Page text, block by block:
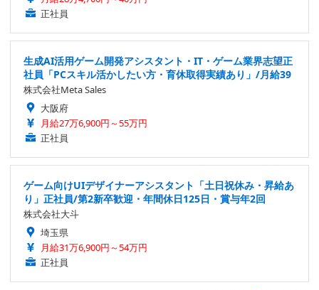
正社員
生成AI活用ゲーム開発アシスタント・IT・ゲーム業界志望正
社員「PCスキル活かしたい方・育休取得実績あり」/月給39
株式会社Meta Sales
大阪府
月給27万6,900円～55万円
正社員
ゲーム向けUIデザイナーアシスタント「土日祝休み・昇給あ
り」正社員/第2新卒歓迎・年間休日125日・賞与年2回
株式会社大斗
埼玉県
月給31万6,900円～54万円
正社員